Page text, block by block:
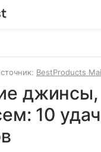
BestProducts
джинсы,
10